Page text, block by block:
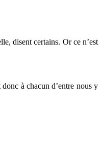
disent certains. Or ce n’est
à chacun d’entre nous y